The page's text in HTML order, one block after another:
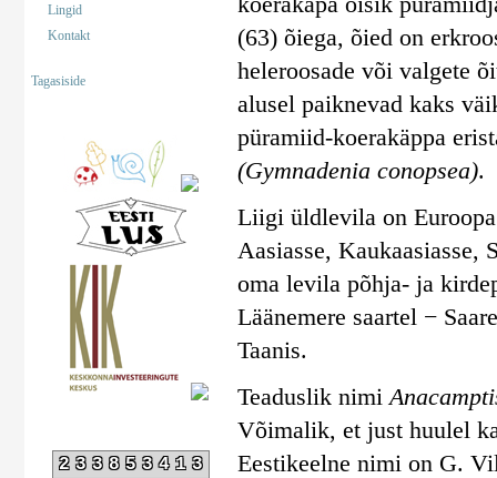
Lingid
Kontakt
Tagasiside
233853413
(63) õiega, õied on
heleroosade või valgete
alusel paiknevad kaks
püramiid-koerakäppa
(Gymnadenia conopsea).
Liigi üldlevila on
Aasiasse, Kaukaasiasse,
oma levila põhja- ja
Läänemere saartel −
Taanis.
Teaduslik nimi
Võimalik, et just huulel
Eestikeelne nimi on G.